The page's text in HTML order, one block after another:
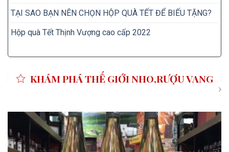
TẠI SAO BẠN NÊN CHỌN HỘP QUÀ TẾT ĐỂ BIẾU TẶNG?
Hộp quà Tết Thịnh Vượng cao cấp 2022
KHÁM PHÁ THẾ GIỚI NHO,RƯỢU VANG